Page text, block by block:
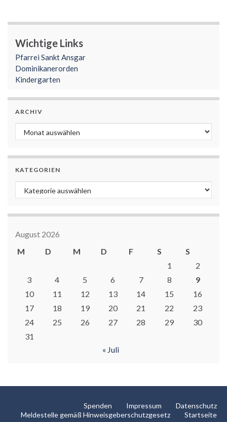
Wichtige Links
Pfarrei Sankt Ansgar
Dominikanerorden
Kindergarten
ARCHIV
Archiv
KATEGORIEN
Kategorien
August 2026
M
D M D F S
S
1
2
3
4 5 6 7 8
9
10
11 12 13 14 15
16
17
18 19 20 21 22
23
24
25 26 27 28 29
30
31
« Juli
Spenden Impressum
Datenschutz
Meldestelle gemäß Hinweisgeberschutzgesetz
Startseite